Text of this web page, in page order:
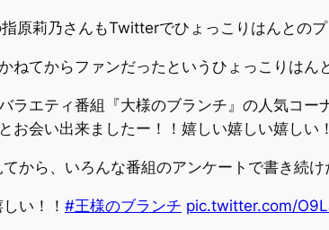
原莉乃さんもTwitterでひょっこりはんとの
ねてからファンだったというひょっこりはん
ラエティ番組『大様のブランチ』の人気コ
お会い出来ましたー！！嬉しい嬉しい嬉しい
から、いろんな番組のアンケートで書き続
い！！ #王様のブランチ pic.twitter.com/